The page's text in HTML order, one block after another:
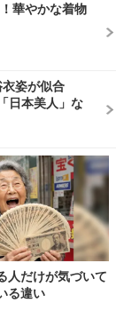
華やかな着物
姿が似合
日本美人」な
人だけが気づいて
る違い